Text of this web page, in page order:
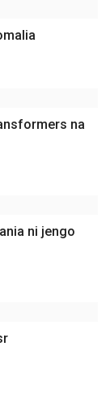
na
ni jengo